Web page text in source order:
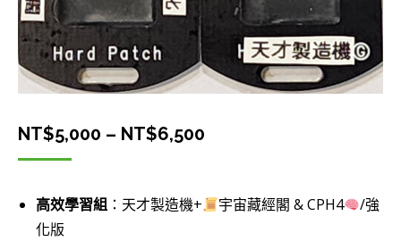
NT$5,000 – NT$6,500
圍：
高效學習組 ：天才製造機+ 宇宙藏經閣 & CPH4
/強
化版